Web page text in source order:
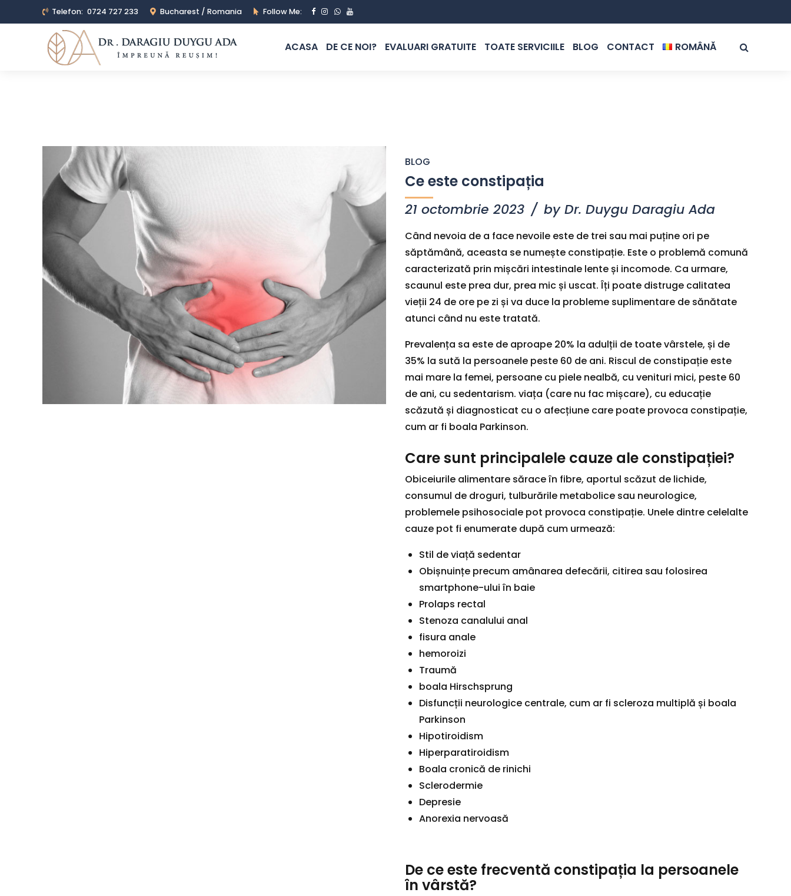
Telefon: 0724 727 233 Bucharest / Romania Follow Me:
ACASA DE CE NOI? EVALUARI GRATUITE TOATE SERVICIILE BLOG CONTACT ROMÂNĂ
BLOG
Ce este constipația
21 octombrie 2023 by Dr. Duygu Daragiu Ada
Când nevoia de a face nevoile este de trei sau mai puține ori pe
săptămână, aceasta se numește constipație. Este o problemă comună
caracterizată prin mișcări intestinale lente și incomode. Ca urmare,
scaunul este prea dur, prea mic și uscat. Îți poate distruge calitatea
vieții 24 de ore pe zi și va duce la probleme suplimentare de sănătate
atunci când nu este tratată.
Prevalența sa este de aproape 20% la adulții de toate vârstele, și de
35% la sută la persoanele peste 60 de ani. Riscul de constipație este
mai mare la femei, persoane cu piele nealbă, cu venituri mici, peste 60
de ani, cu sedentarism. viața (care nu fac mișcare), cu educație
scăzută și diagnosticat cu o afecțiune care poate provoca constipație,
cum ar fi boala Parkinson.
Care sunt principalele cauze ale constipației?
Obiceiurile alimentare sărace în fibre, aportul scăzut de lichide,
consumul de droguri, tulburările metabolice sau neurologice,
problemele psihosociale pot provoca constipație. Unele dintre celelalte
cauze pot fi enumerate după cum urmează:
Stil de viață sedentar
Obișnuințe precum amânarea defecării, citirea sau folosirea
smartphone-ului în baie
Prolaps rectal
Stenoza canalului anal
fisura anale
hemoroizi
Traumă
boala Hirschsprung
Disfuncții neurologice centrale, cum ar fi scleroza multiplă și boala
Parkinson
Hipotiroidism
Hiperparatiroidism
Boala cronică de rinichi
Sclerodermie
Depresie
Anorexia nervoasă
De ce este frecventă constipația la persoanele
în vârstă?